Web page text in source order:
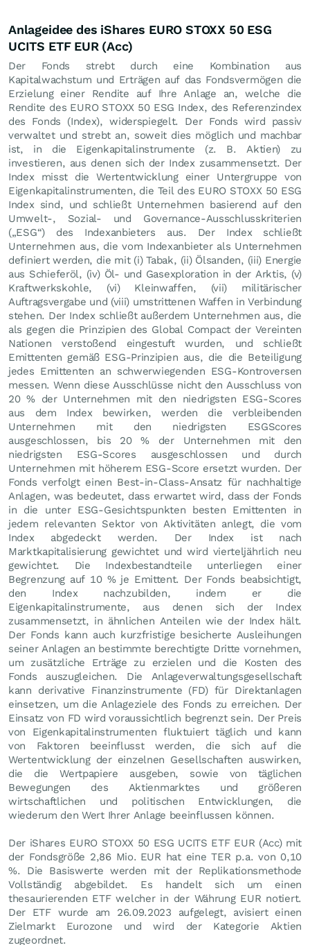
Anlageidee des iShares EURO STOXX 50 ESG
UCITS ETF EUR (Acc)
Der Fonds strebt durch eine Kombination aus
Kapitalwachstum und Erträgen auf das Fondsvermögen die
Erzielung einer Rendite auf Ihre Anlage an, welche die
Rendite des EURO STOXX 50 ESG Index, des Referenzindex
des Fonds (Index), widerspiegelt. Der Fonds wird passiv
verwaltet und strebt an, soweit dies möglich und machbar
ist, in die Eigenkapitalinstrumente (z. B. Aktien) zu
investieren, aus denen sich der Index zusammensetzt. Der
Index misst die Wertentwicklung einer Untergruppe von
Eigenkapitalinstrumenten, die Teil des EURO STOXX 50 ESG
Index sind, und schließt Unternehmen basierend auf den
Umwelt-, Sozial- und Governance-Ausschlusskriterien
(„ESG“) des Indexanbieters aus. Der Index schließt
Unternehmen aus, die vom Indexanbieter als Unternehmen
definiert werden, die mit (i) Tabak, (ii) Ölsanden, (iii) Energie
aus Schieferöl, (iv) Öl- und Gasexploration in der Arktis, (v)
Kraftwerkskohle, (vi) Kleinwaffen, (vii) militärischer
Auftragsvergabe und (viii) umstrittenen Waffen in Verbindung
stehen. Der Index schließt außerdem Unternehmen aus, die
als gegen die Prinzipien des Global Compact der Vereinten
Nationen verstoßend eingestuft wurden, und schließt
Emittenten gemäß ESG-Prinzipien aus, die die Beteiligung
jedes Emittenten an schwerwiegenden ESG-Kontroversen
messen. Wenn diese Ausschlüsse nicht den Ausschluss von
20 % der Unternehmen mit den niedrigsten ESG-Scores
aus dem Index bewirken, werden die verbleibenden
Unternehmen mit den niedrigsten ESGScores
ausgeschlossen, bis 20 % der Unternehmen mit den
niedrigsten ESG-Scores ausgeschlossen und durch
Unternehmen mit höherem ESG-Score ersetzt wurden. Der
Fonds verfolgt einen Best-in-Class-Ansatz für nachhaltige
Anlagen, was bedeutet, dass erwartet wird, dass der Fonds
in die unter ESG-Gesichtspunkten besten Emittenten in
jedem relevanten Sektor von Aktivitäten anlegt, die vom
Index abgedeckt werden. Der Index ist nach
Marktkapitalisierung gewichtet und wird vierteljährlich neu
gewichtet. Die Indexbestandteile unterliegen einer
Begrenzung auf 10 % je Emittent. Der Fonds beabsichtigt,
den Index nachzubilden, indem er die
Eigenkapitalinstrumente, aus denen sich der Index
zusammensetzt, in ähnlichen Anteilen wie der Index hält.
Der Fonds kann auch kurzfristige besicherte Ausleihungen
seiner Anlagen an bestimmte berechtigte Dritte vornehmen,
um zusätzliche Erträge zu erzielen und die Kosten des
Fonds auszugleichen. Die Anlageverwaltungsgesellschaft
kann derivative Finanzinstrumente (FD) für Direktanlagen
einsetzen, um die Anlageziele des Fonds zu erreichen. Der
Einsatz von FD wird voraussichtlich begrenzt sein. Der Preis
von Eigenkapitalinstrumenten fluktuiert täglich und kann
von Faktoren beeinflusst werden, die sich auf die
Wertentwicklung der einzelnen Gesellschaften auswirken,
die die Wertpapiere ausgeben, sowie von täglichen
Bewegungen des Aktienmarktes und größeren
wirtschaftlichen und politischen Entwicklungen, die
wiederum den Wert Ihrer Anlage beeinflussen können.
Der iShares EURO STOXX 50 ESG UCITS ETF EUR (Acc) mit
der Fondsgröße 2,86 Mio. EUR hat eine TER p.a. von 0,10
%. Die Basiswerte werden mit der Replikationsmethode
Vollständig abgebildet. Es handelt sich um einen
thesaurierenden ETF welcher in der Währung EUR notiert.
Der ETF wurde am 26.09.2023 aufgelegt, avisiert einen
Zielmarkt Eurozone und wird der Kategorie Aktien
zugeordnet.